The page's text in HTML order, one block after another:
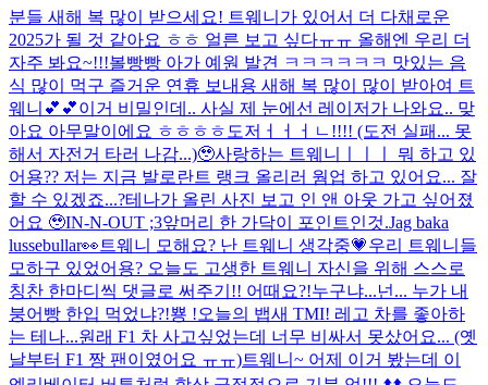
분들 새해 복 많이 받으세요! 트웨니가 있어서 더 다채로운
2025가 될 것 같아요 ㅎㅎ 얼른 보고 싶다ㅠㅠ 올해엔 우리 더
자주 봐요~!!!볼빵빵 아가 예원 발견 ㅋㅋㅋㅋㅋㅋ 맛있는 음
식 많이 먹구 즐거운 연휴 보내용 새해 복 많이 많이 받아여 트
웨니💕💕이거 비밀인데.. 사실 제 눈에선 레이저가 나와요.. 맞
아요 아무말이에요 ㅎㅎㅎㅎ 도저ㅓㅓㅓㄴ!!!! (도전 실패... 못
해서 자전거 타러 나감...)🥹사랑하는 트웨니ㅣㅣㅣ 뭐 하고 있
어용?? 저는 지금 발로란트 랭크 올리러 웜업 하고 있어요... 잘
할 수 있겠죠...?테나가 올린 사진 보고 인 앤 아웃 가고 싶어졌
어요 🥹IN-N-OUT ;3앞머리 한 가닥이 포인트인것.Jag baka
lussebullar👀 트웨니 모해요? 난 트웨니 생각중💗우리 트웨니들
모하구 있었어용? 오늘도 고생한 트웨니 자신을 위해 스스로
칭찬 한마디씩 댓글로 써주기!! 어때요?!누구냐...넌... 누가 내
붕어빵 한입 먹었냐?!뿅 !오늘의 뱁새 TMI! 레고 차를 좋아하
는 테나...원래 F1 차 사고싶었는데 너무 비싸서 못샀어요... (옛
날부터 F1 짱 팬이였어요 ㅠㅠ)트웨니~ 어제 이거 봤는데 이